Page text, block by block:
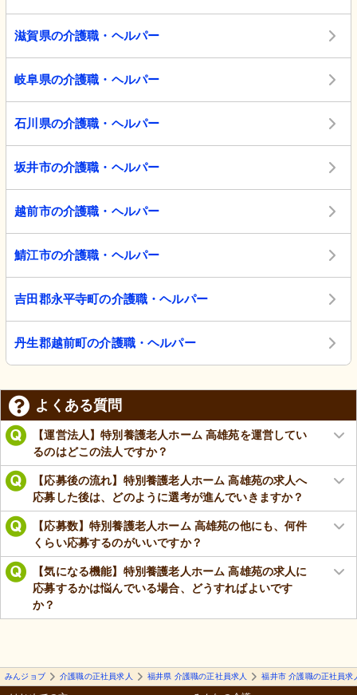
滋賀県の介護職・ヘルパー
岐阜県の介護職・ヘルパー
石川県の介護職・ヘルパー
坂井市の介護職・ヘルパー
越前市の介護職・ヘルパー
鯖江市の介護職・ヘルパー
吉田郡永平寺町の介護職・ヘルパー
丹生郡越前町の介護職・ヘルパー
よくある質問
【運営法人】特別養護老人ホーム 高雄苑を運営してい
るのはどこの法人ですか？
【応募後の流れ】特別養護老人ホーム 高雄苑の求人へ
応募した後は、どのように選考が進んでいきますか？
【応募数】特別養護老人ホーム 高雄苑の他にも、何件
くらい応募するのがいいですか？
【気になる機能】特別養護老人ホーム 高雄苑の求人に
応募するかは悩んでいる場合、どうすればよいです
か？
みんジョブ 介護職の正社員求人 福井県 介護職の正社員求人 福井市 介護職の正社員求